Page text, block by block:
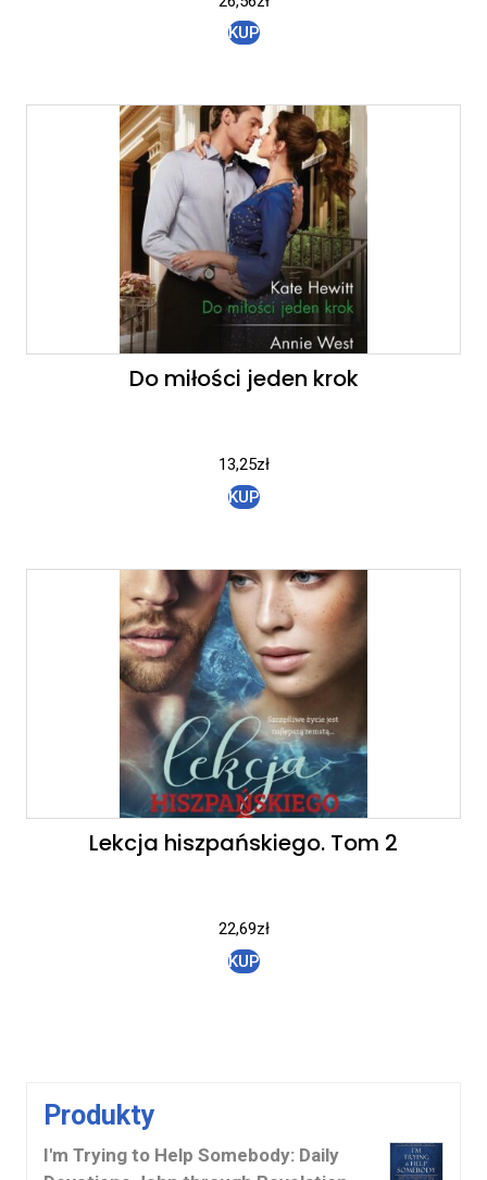
KUP
Do miłości jeden krok
13,25zł
KUP
Lekcja hiszpańskiego. Tom 2
22,69zł
KUP
Produkty
I'm Trying to Help Somebody: Daily